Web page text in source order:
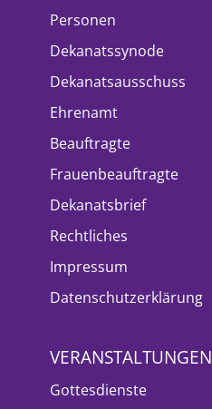
Personen
Dekanatssynode
Dekanatsausschuss
Ehrenamt
Beauftragte
Frauenbeauftragte
Dekanatsbrief
Rechtliches
Impressum
Datenschutzerklärung
VERANSTALTUNGEN
Gottesdienste